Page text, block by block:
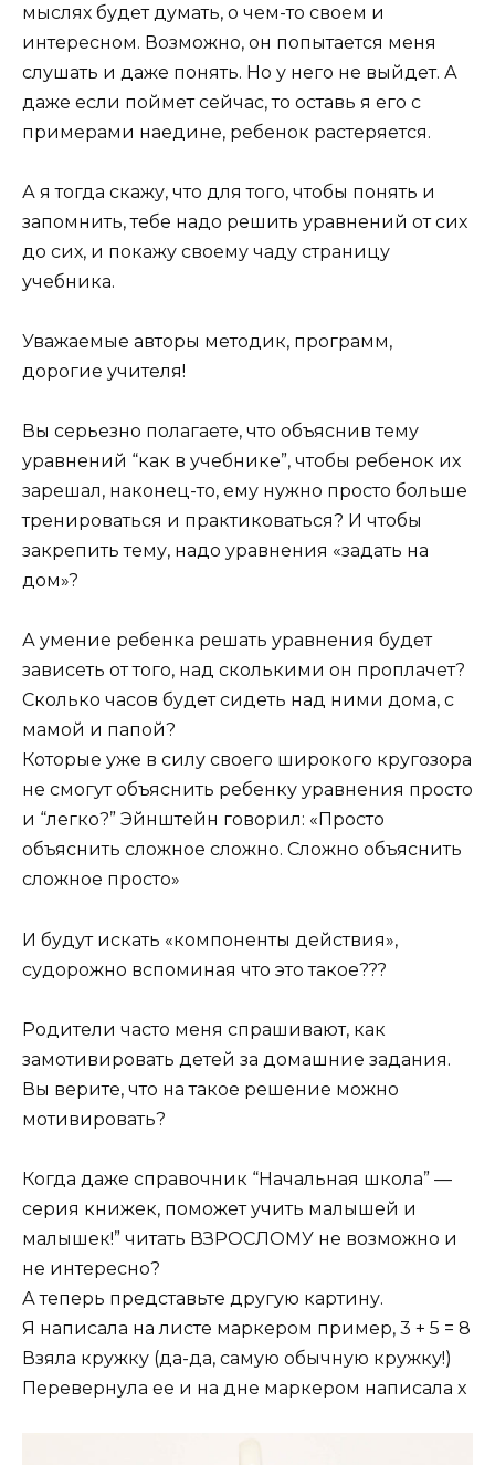
мыслях будет думать, о чем-то своем и
интересном. Возможно, он попытается меня
слушать и даже понять. Но у него не выйдет. А
даже если поймет сейчас, то оставь я его с
примерами наедине, ребенок растеряется.
А я тогда скажу, что для того, чтобы понять и
запомнить, тебе надо решить уравнений от сих
до сих, и покажу своему чаду страницу
учебника.
Уважаемые авторы методик, программ,
дорогие учителя!
Вы серьезно полагаете, что объяснив тему
уравнений “как в учебнике”, чтобы ребенок их
зарешал, наконец-то, ему нужно просто больше
тренироваться и практиковаться? И чтобы
закрепить тему, надо уравнения «задать на
дом»?
А умение ребенка решать уравнения будет
зависеть от того, над сколькими он проплачет?
Сколько часов будет сидеть над ними дома, с
мамой и папой?
Которые уже в силу своего широкого кругозора
не смогут объяснить ребенку уравнения просто
и “легко?” Эйнштейн говорил: «Просто
объяснить сложное сложно. Сложно объяснить
сложное просто»
И будут искать «компоненты действия»,
судорожно вспоминая что это такое???
Родители часто меня спрашивают, как
замотивировать детей за домашние задания.
Вы верите, что на такое решение можно
мотивировать?
Когда даже справочник “Начальная школа” —
серия книжек, поможет учить малышей и
малышек!” читать ВЗРОСЛОМУ не возможно и
не интересно?
А теперь представьте другую картину.
Я написала на листе маркером пример, 3 + 5 = 8
Взяла кружку (да-да, самую обычную кружку!)
Перевернула ее и на дне маркером написала x